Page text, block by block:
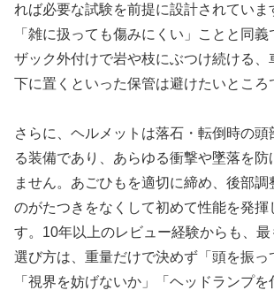
れば必要な試験を前提に設計されていま
「雑に扱っても傷みにくい」ことと同義
ザック外付けで岩や枝にぶつけ続ける、
下に置くといった保管は避けたいところ
さらに、ヘルメットは落石・転倒時の頭
る装備であり、あらゆる衝撃や墜落を防
ません。あごひもを適切に締め、後部
のがたつきをなくして初めて性能を発揮
す。10年以上のレビュー経験からも、
選び方は、重量だけで決めず「頭を振っ
「視界を妨げないか」「ヘッドランプ